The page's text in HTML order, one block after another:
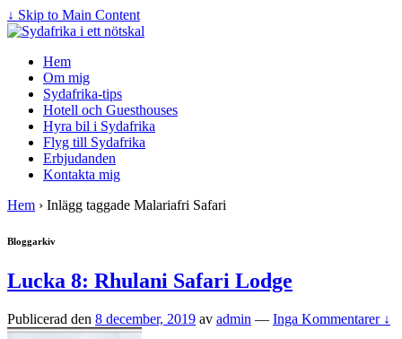
↓ Skip to Main Content
Hem
Om mig
Sydafrika-tips
Hotell och Guesthouses
Hyra bil i Sydafrika
Flyg till Sydafrika
Erbjudanden
Kontakta mig
Hem › Inlägg taggade Malariafri Safari
Bloggarkiv
Lucka 8: Rhulani Safari Lodge
Publicerad den 8 december, 2019 av admin — Inga Kommentarer ↓